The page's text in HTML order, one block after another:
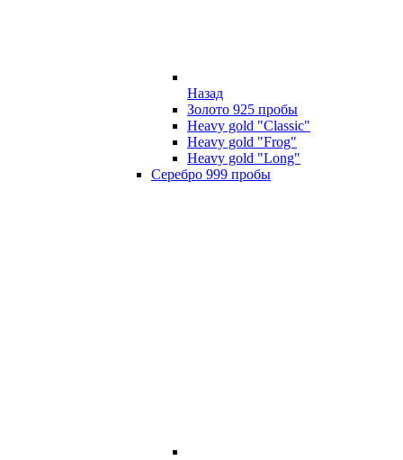
Назад
Золото 925 пробы
Heavy gold "Classic"
Heavy gold "Frog"
Heavy gold "Long"
Серебро 999 пробы